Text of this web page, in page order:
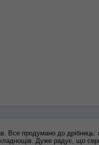
Все продумано до
Дуже радує, що